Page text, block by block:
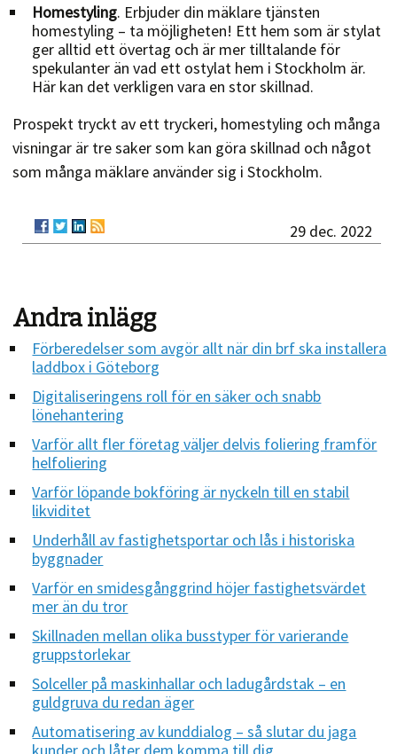
Homestyling. Erbjuder din mäklare tjänsten
homestyling – ta möjligheten! Ett hem som är stylat
ger alltid ett övertag och är mer tilltalande för
spekulanter än vad ett ostylat hem i Stockholm är.
Här kan det verkligen vara en stor skillnad.
Prospekt tryckt av ett tryckeri, homestyling och många
visningar är tre saker som kan göra skillnad och något
som många mäklare använder sig i Stockholm.
29 dec. 2022
Andra inlägg
Förberedelser som avgör allt när din brf ska installera
laddbox i Göteborg
Digitaliseringens roll för en säker och snabb
lönehantering
Varför allt fler företag väljer delvis foliering framför
helfoliering
Varför löpande bokföring är nyckeln till en stabil
likviditet
Underhåll av fastighetsportar och lås i historiska
byggnader
Varför en smidesgånggrind höjer fastighetsvärdet
mer än du tror
Skillnaden mellan olika busstyper för varierande
gruppstorlekar
Solceller på maskinhallar och ladugårdstak – en
guldgruva du redan äger
Automatisering av kunddialog – så slutar du jaga
kunder och låter dem komma till dig